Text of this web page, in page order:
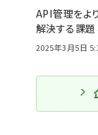
API管理をよ
解決する課
2025年3月5日